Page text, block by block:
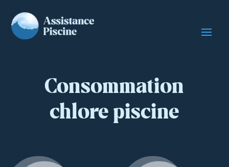
Consommation
chlore piscine